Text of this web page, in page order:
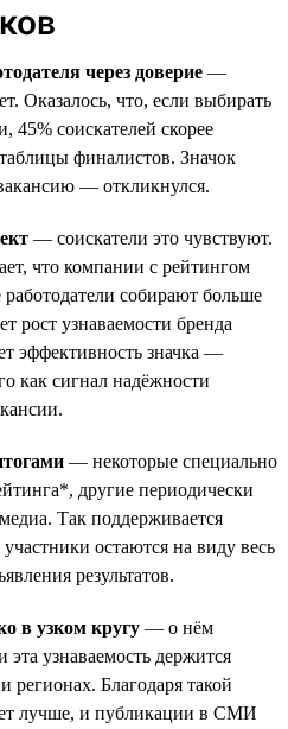
через доверие —
Оказалось, что, если выбирать
соискателей скорее
финалистов. Значок
— откликнулся.
— соискатели это чувствуют.
что компании с рейтингом
собирают больше
рост узнаваемости бренда
эффективность значка —
как сигнал надёжности
— некоторые специально
другие периодически
Так поддерживается
остаются на виду весь
результатов.
в узком кругу — о нём
узнаваемость держится
регионах. Благодаря такой
лучше, и публикации в СМИ